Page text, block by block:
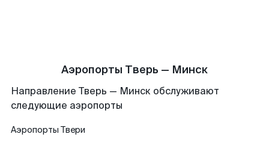
Аэропорты Тверь — Минск
Направление Тверь — Минск обслуживают
следующие аэропорты
Аэропорты Твери